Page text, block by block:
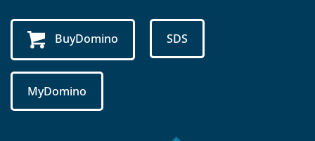
BuyDomino SDS
MyDomino